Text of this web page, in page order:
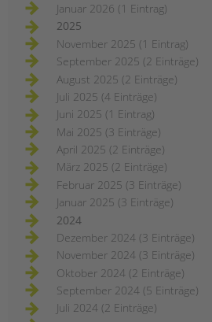
Januar 2026 (1 Eintrag)
2025
November 2025 (1 Eintrag)
September 2025 (2 Einträge)
August 2025 (2 Einträge)
Juli 2025 (4 Einträge)
Juni 2025 (1 Eintrag)
Mai 2025 (3 Einträge)
April 2025 (2 Einträge)
März 2025 (2 Einträge)
Februar 2025 (3 Einträge)
Januar 2025 (3 Einträge)
2024
Dezember 2024 (3 Einträge)
November 2024 (3 Einträge)
Oktober 2024 (2 Einträge)
September 2024 (5 Einträge)
Juli 2024 (2 Einträge)